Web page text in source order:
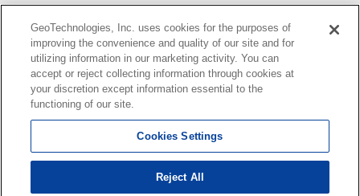
す。
お取引等（お取引の準備、資金調達等を含みます）の際には、内容
や契約条件等について、 各情報提供元より十分な説明を受け、ご自
身でご確認の上、判断してください。
このコーナーへの物件情報のご掲載、その他不動産業務ソリューシ
ョン等についての不動産会社様のお問合せはこちら
します。
Copyright(c) At Home Co.,Ltd. このサイトに掲載している情報の無断転載を禁止します。著作権
はアットホーム（株）またはその情報提供者に帰属します。
GeoTechnologies, Inc. uses cookies for the purposes of
improving the convenience and quality of our site and for
utilizing information in our marketing activity. You can
accept or reject collecting information through cookies at
your discretion except information essential to the
functioning of our site.
Cookies Settings
Reject All